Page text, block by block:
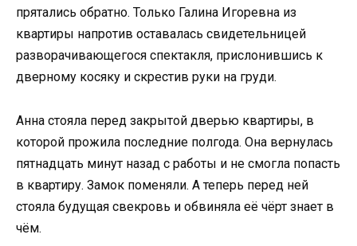
прятались обратно. Только Галина Игоревна из
квартиры напротив оставалась свидетельницей
разворачивающегося спектакля, прислонившись к
дверному косяку и скрестив руки на груди.
Анна стояла перед закрытой дверью квартиры, в
которой прожила последние полгода. Она вернулась
пятнадцать минут назад с работы и не смогла попасть
в квартиру. Замок поменяли. А теперь перед ней
стояла будущая свекровь и обвиняла её чёрт знает в
чём.